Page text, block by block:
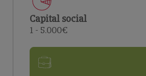
Capital social
1 - 5.000€